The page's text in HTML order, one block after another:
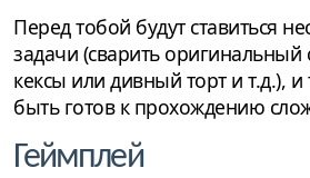
Перед тобой будут ставиться
задачи (сварить оригинальный
кексы или дивный торт и т.д.),
быть готов к прохождению
Геймплей